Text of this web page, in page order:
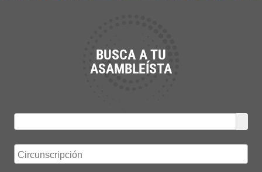
BUSCA A TU
ASAMBLEÍSTA